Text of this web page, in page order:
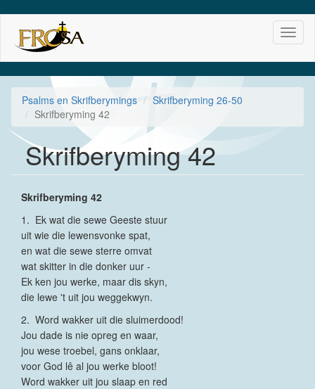
main
content
Psalms en Skrifberymings
Skrifberyming 26-50
Skrifberyming 42
Skrifberyming 42
Skrifberyming 42
1. Ek wat die sewe Geeste stuur
uit wie die lewensvonke spat,
en wat die sewe sterre omvat
wat skitter in die donker uur -
Ek ken jou werke, maar dis skyn,
die lewe 't uit jou weggekwyn.
2. Word wakker uit die sluimerdood!
Jou dade is nie opreg en waar,
jou wese troebel, gans onklaar,
voor God lê al jou werke bloot!
Word wakker uit jou slaap en red